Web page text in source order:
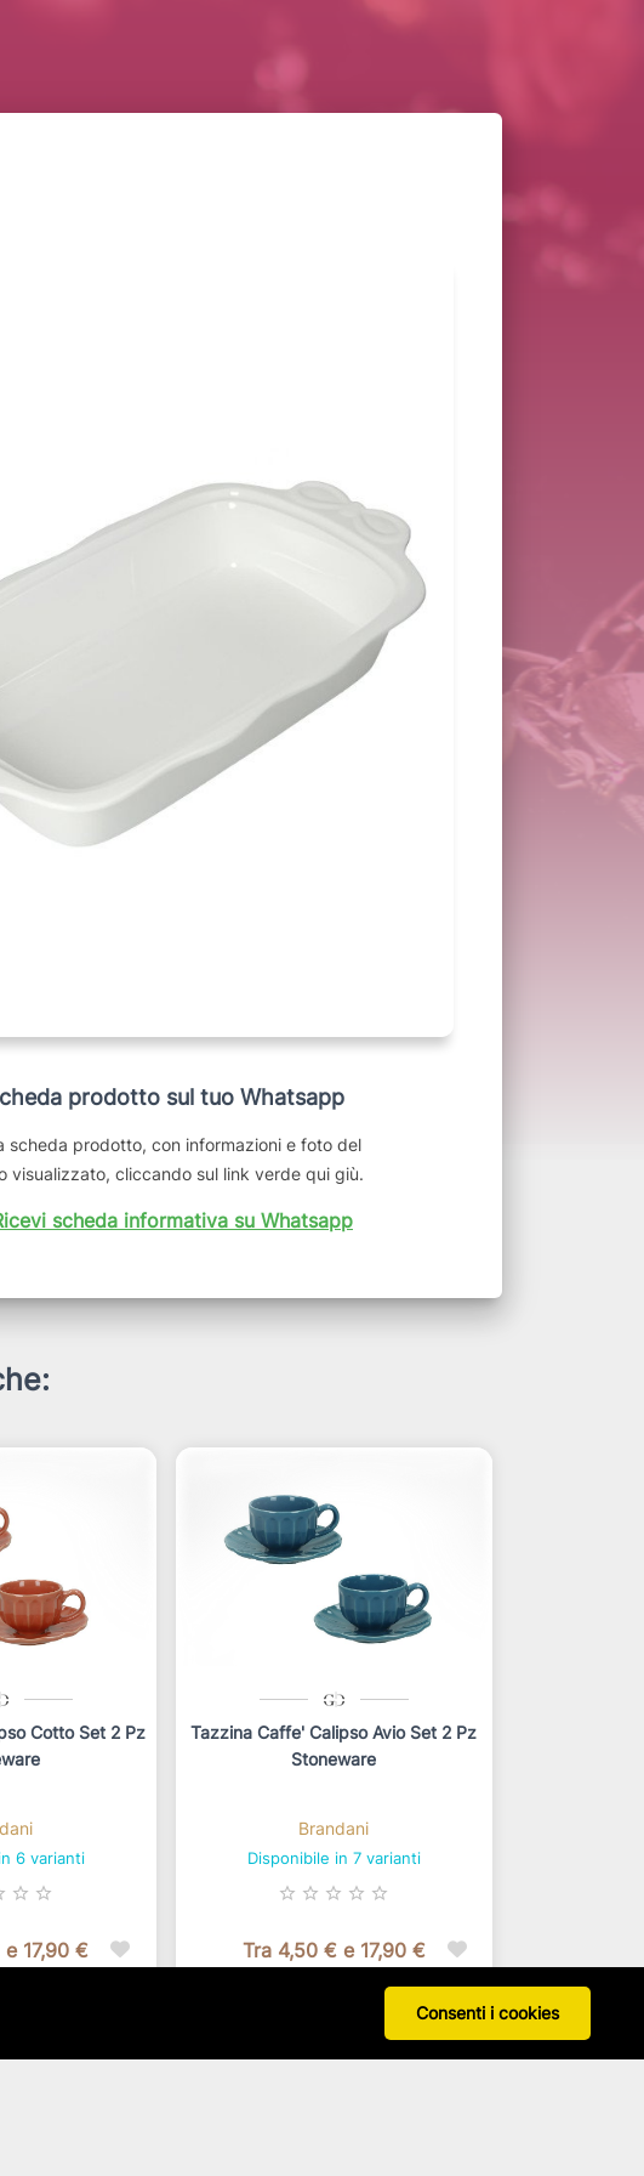
prodotto sul tuo Whatsapp
scheda prodotto, con informazioni e foto del
visualizzato, cliccando sul link verde qui giù.
scheda informativa su Whatsapp
Cotto Set 2 Pz
6 varianti
star_border star_border
17,90 €
Tazzina Caffe' Calipso Avio Set 2 Pz
Stoneware
Brandani
Disponibile in 7 varianti
star_border star_border star_border star_border star_border
Tra 4,50 € e 17,90 €
Consenti i cookies